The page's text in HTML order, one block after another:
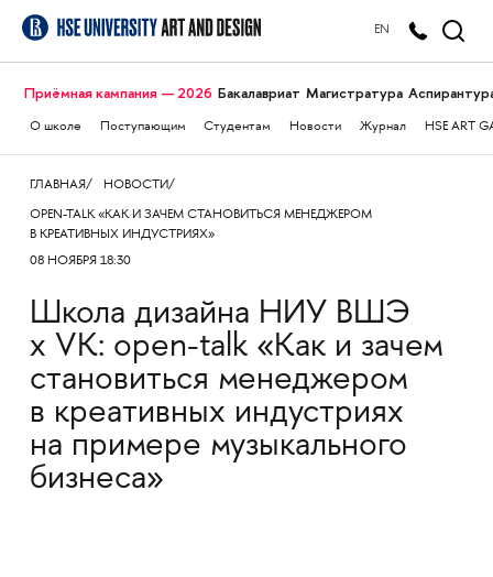
EN
Приёмная кампания — 2026 Бакалавриат Магистратура
О школе Поступающим Студентам Новости Журнал HSE ART
ГЛАВНАЯ НОВОСТИ
OPEN-TALK «КАК И ЗАЧЕМ СТАНОВИТЬСЯ МЕНЕДЖЕРОМ
В КРЕАТИВНЫХ ИНДУСТРИЯХ»
08 НОЯБРЯ 18:30
Школа дизайна НИУ ВШЭ
х VK: open-talk «Как и зачем
становиться менеджером
в креативных индустриях
на примере музыкального
бизнеса»